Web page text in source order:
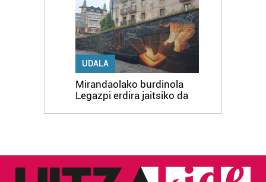
UDALA
Mirandaolako burdinola
Legazpi erdira jaitsiko da